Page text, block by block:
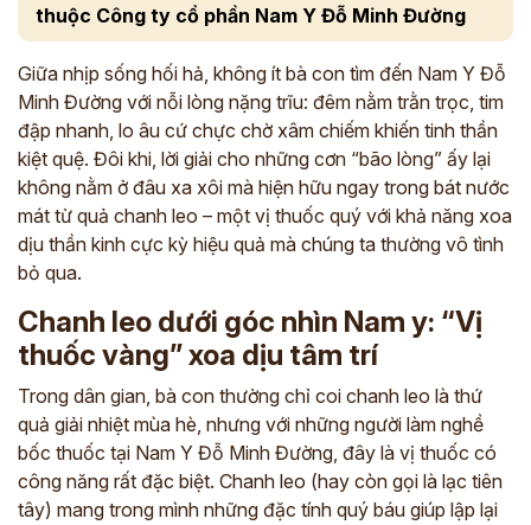
thuộc Công ty cổ phần Nam Y Đỗ Minh Đường
Giữa nhịp sống hối hả, không ít bà con tìm đến Nam Y Đỗ
Minh Đường với nỗi lòng nặng trĩu: đêm nằm trằn trọc, tim
đập nhanh, lo âu cứ chực chờ xâm chiếm khiến tinh thần
kiệt quệ. Đôi khi, lời giải cho những cơn “bão lòng” ấy lại
không nằm ở đâu xa xôi mà hiện hữu ngay trong bát nước
mát từ quả chanh leo – một vị thuốc quý với khả năng xoa
dịu thần kinh cực kỳ hiệu quả mà chúng ta thường vô tình
bỏ qua.
Chanh leo dưới góc nhìn Nam y: “Vị
thuốc vàng” xoa dịu tâm trí
Trong dân gian, bà con thường chỉ coi chanh leo là thứ
quả giải nhiệt mùa hè, nhưng với những người làm nghề
bốc thuốc tại Nam Y Đỗ Minh Đường, đây là vị thuốc có
công năng rất đặc biệt. Chanh leo (hay còn gọi là lạc tiên
tây) mang trong mình những đặc tính quý báu giúp lập lại